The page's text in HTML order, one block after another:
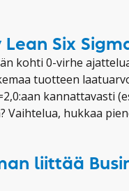
Six
kohti 0-virhe
tuotteen
kannattavasti
Vaihtelua, hukkaa
liittää